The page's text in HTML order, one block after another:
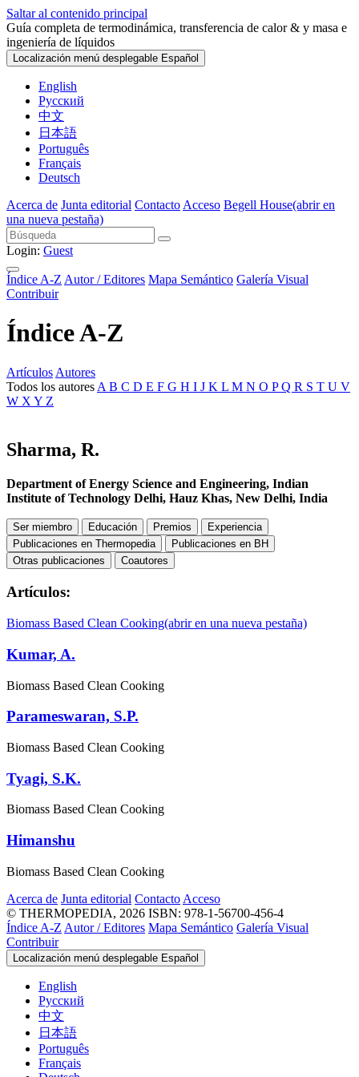
Saltar al contenido principal
Guía completa de termodinámica, transferencia de calor & y masa e
ingeniería de líquidos
Localización menú desplegable Español
English
Русский
中文
日本語
Português
Français
Deutsch
Acerca de Junta editorial Contacto Acceso Begell House(abrir en
una nueva pestaña)
Login: Guest
Índice A-Z Autor / Editores Mapa Semántico Galería Visual
Contribuir
Índice A-Z
Artículos Autores
Todos los autores A B C D E F G H I J K L M N O PQ R S T U V
W X Y Z
Sharma, R.
Department of Energy Science and Engineering, Indian
Institute of Technology Delhi, Hauz Khas, New Delhi, India
Ser miembro Educación Premios
Experiencia
Publicaciones en Thermopedia
Publicaciones en BH
Otras publicaciones
Coautores
Artículos:
Biomass Based Clean Cooking(abrir en una nueva pestaña)
Kumar, A.
Biomass Based Clean Cooking
Parameswaran, S.P.
Biomass Based Clean Cooking
Tyagi, S.K.
Biomass Based Clean Cooking
Himanshu
Biomass Based Clean Cooking
Acerca de Junta editorial Contacto Acceso
© THERMOPEDIA, 2026 ISBN: 978-1-56700-456-4
Índice A-Z Autor / Editores Mapa Semántico Galería Visual
Contribuir
Localización menú desplegable Español
English
Русский
中文
日本語
Português
Français